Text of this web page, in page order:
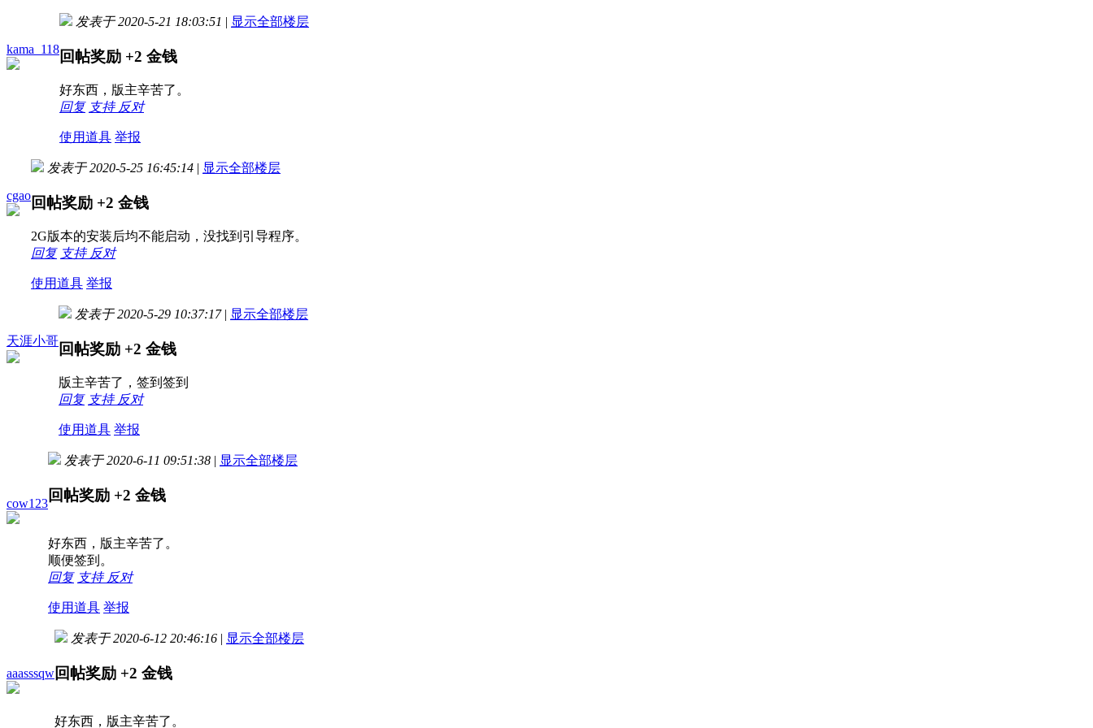
kama_118
发表于 2020-5-21 18:03:51 | 显示全部楼层
回帖奖励 +2 金钱
好东西，版主辛苦了。
回复 支持 反对
使用道具 举报
cgao
发表于 2020-5-25 16:45:14 | 显示全部楼层
回帖奖励 +2 金钱
2G版本的安装后均不能启动，没找到引导程序。
回复 支持 反对
使用道具 举报
天涯小哥
发表于 2020-5-29 10:37:17 | 显示全部楼层
回帖奖励 +2 金钱
版主辛苦了，签到签到
回复 支持 反对
使用道具 举报
cow123
发表于 2020-6-11 09:51:38 | 显示全部楼层
回帖奖励 +2 金钱
好东西，版主辛苦了。
顺便签到。
回复 支持 反对
使用道具 举报
aaasssqw
发表于 2020-6-12 20:46:16 | 显示全部楼层
回帖奖励 +2 金钱
好东西，版主辛苦了。